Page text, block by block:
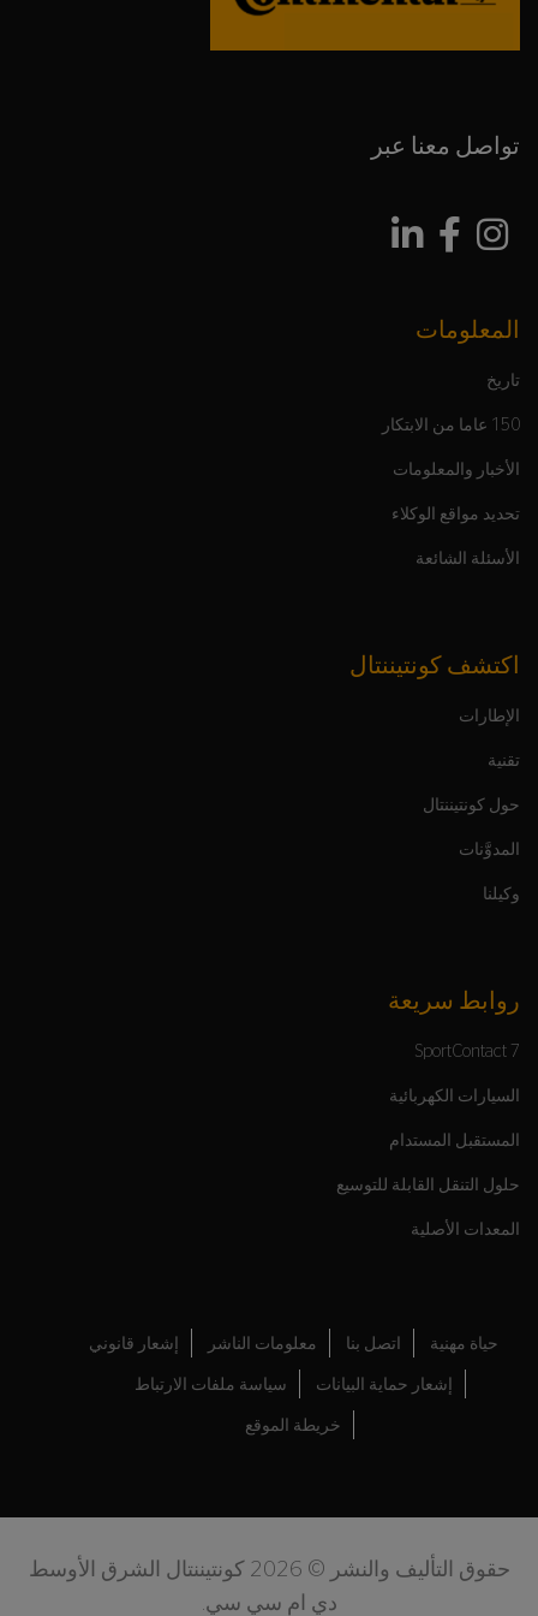
تواصل معنا عبر
المعلومات
تاريخ
150 عاما من الابتكار
الأخبار والمعلومات
تحديد مواقع الوكلاء
الأسئلة الشائعة
اكتشف كونتيننتال
الإطارات
تقنية
حول كونتيننتال
المدوَّنات
وكيلنا
روابط سريعة
SportContact 7
السيارات الكهربائية
المستقبل المستدام
حلول التنقل القابلة للتوسيع
المعدات الأصلية
حياة مهنية اتصل بنا معلومات الناشر إشعار قانوني
إشعار حماية البيانات سياسة ملفات الارتباط
خريطة الموقع
حقوق التأليف والنشر © 2026 كونتيننتال الشرق الأوسط
دي ام سي سي.